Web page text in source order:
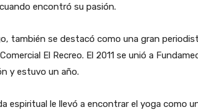
encontró su pasión.
también se destacó como una gran
El Recreo. El 2011 se unió a
y estuvo un año.
espiritual le llevó a encontrar el yoga como